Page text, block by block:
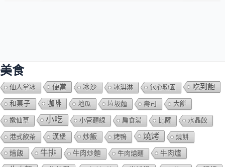
美食
仙人掌冰 便當 冰沙 冰淇淋 包心粉園 吃到飽
和菓子 咖啡 地瓜 垃圾麵 壽司 大餅
嫰仙草 小吃 小管麵線 扁食湯 比薩 水晶餃
港式飲茶 漢堡 炒飯 烤鴨 燒烤 燒餅
燴飯 牛排 牛肉炒麵 牛肉熗麵 牛肉爐